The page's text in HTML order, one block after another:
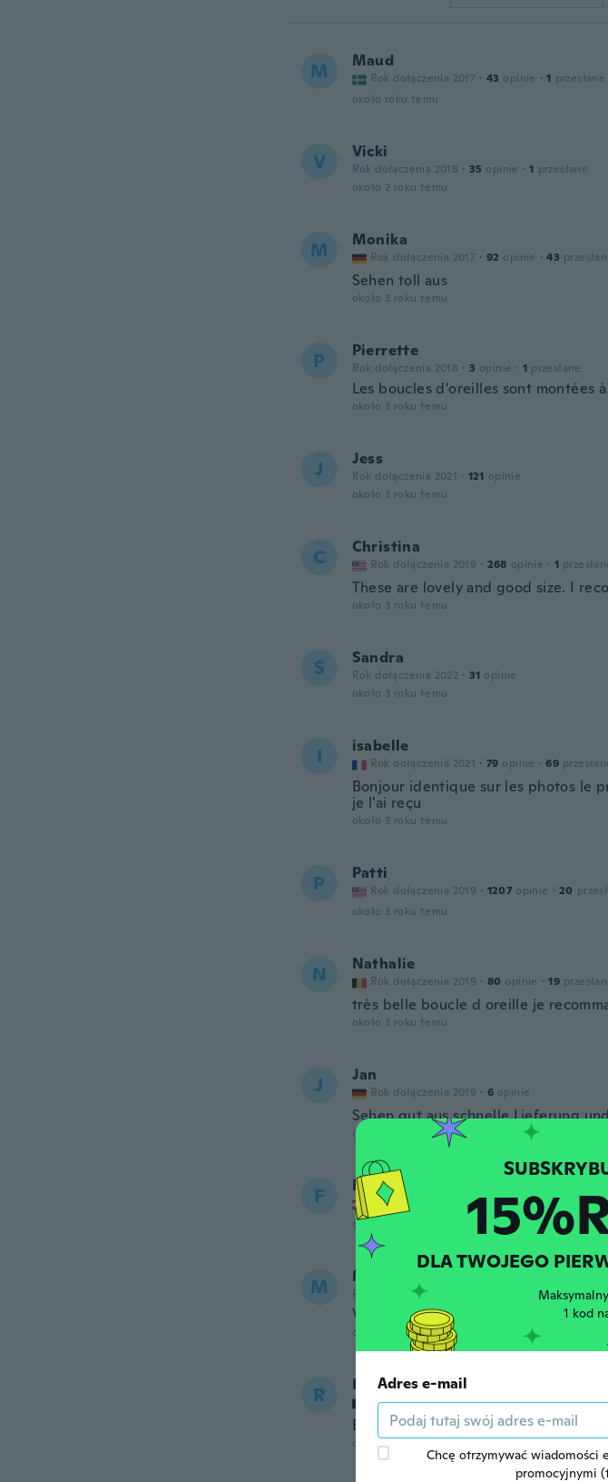
M Maud
Rok dołączenia 2017 · 43 opinie · 1 przesłane
około roku temu
V Vicki
Rok dołączenia 2018 · 35 opinie · 1 przesłane
około 2 roku temu
M Monika
Rok dołączenia 2017 · 92 opinie · 43
Sehen toll aus
około 3 roku temu
P Pierrette
Rok dołączenia 2018 · 3 opinie · 1 przesłane
Les boucles d'oreilles sont montées
około 3 roku temu
J Jess
Rok dołączenia 2021 · 121 opinie
około 3 roku temu
C Christina
Rok dołączenia 2019 · 268 opinie · 1
These are lovely and good size. I
około 3 roku temu
S Sandra
Rok dołączenia 2022 · 31 opinie
około 3 roku temu
I isabelle
Rok dołączenia 2021 · 79 opinie · 69
Bonjour identique sur les photos le
je l'ai reçu
około 3 roku temu
P Patti
Rok dołączenia 2019 · 1207 opinie · 20
około 3 roku temu
N Nathalie
Rok dołączenia 2019 · 80 opinie · 19
très belle boucle d oreille je
około 3 roku temu
J Jan
Rok dołączenia 2019 · 6 opinie
Sehen gut aus schnelle Lieferung
około 3 roku temu
F Ferenc
Rok dołączenia 2019 opinie · 8 przesłane
około 3 roku temu
M Michelle
Rok dołączenia 2019 3 przesłane
Very cute. Love these. Thanks Wish!!
około 3 roku temu
R Rachid
Rok dołączenia 2017 · 7 opinie · 1 przesłane
Bonjour,ce n'est pas l'article que
około 4 roku temu
DLA TWOJEGO
1 kod
Adres e-mail
Chcę otrzymywać
promocyjnymi